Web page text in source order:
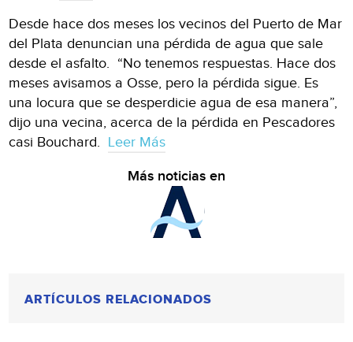
Desde hace dos meses los vecinos del Puerto de Mar
del Plata denuncian una pérdida de agua que sale
desde el asfalto. “No tenemos respuestas. Hace dos
meses avisamos a Osse, pero la pérdida sigue. Es
una locura que se desperdicie agua de esa manera”,
dijo una vecina, acerca de la pérdida en Pescadores
casi Bouchard. Leer Más
Más noticias en
ARTÍCULOS RELACIONADOS